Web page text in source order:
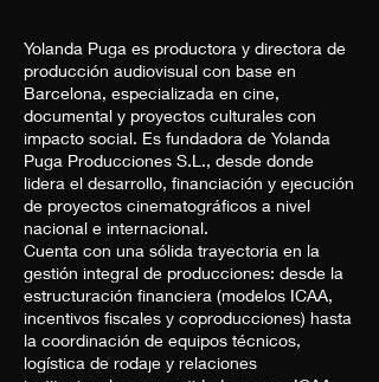
Yolanda Puga es productora y directora de
producción audiovisual con base en
Barcelona, especializada en cine,
documental y proyectos culturales con
impacto social. Es fundadora de Yolanda
Puga Producciones S.L., desde donde
lidera el desarrollo, financiación y ejecución
de proyectos cinematográficos a nivel
nacional e internacional.
Cuenta con una sólida trayectoria en la
gestión integral de producciones: desde la
estructuración financiera (modelos ICAA,
incentivos fiscales y coproducciones) hasta
la coordinación de equipos técnicos,
logística de rodaje y relaciones